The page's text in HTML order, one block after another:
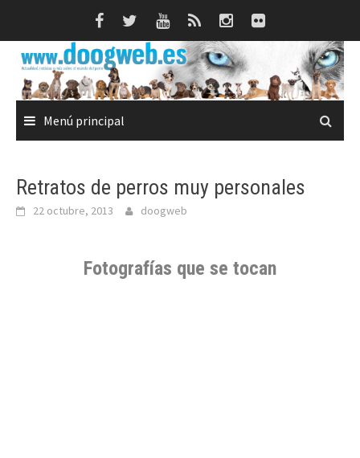
Menú principal
Retratos de perros muy personales
22 octubre, 2013 doogweb
Fotografías que se tocan